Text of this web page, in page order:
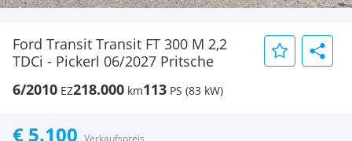
Ford Transit Transit FT 300 M 2,2
TDCi - Pickerl 06/2027 Pritsche
6/2010 EZ218.000 km113 PS (83 kW)
€ 5.100 Verkaufspreis